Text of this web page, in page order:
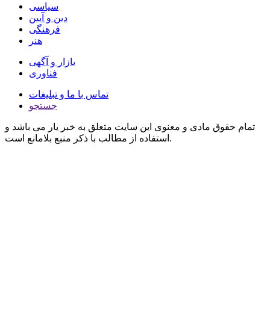
سیاسی
دین و آیین
فرهنگی
هنر
بازار و آگهی
فناوری
تماس با ما و تبلیغات
جستجو
تمام حقوق مادی و معنوی این سایت متعلق به خبر یار می باشد و
استفاده از مطالب با ذکر منبع بلامانع است.